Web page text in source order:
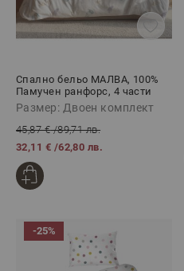
Спално бельо МАЛВА, 100%
Памучен ранфорс, 4 части
Размер: Двоен комплект
45,87 €/89,71 лв.
32,11 € /62,80 лв.
-25%